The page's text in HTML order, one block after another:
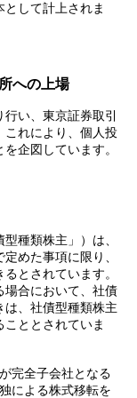
して計上されま
への上場
い、東京証券取引
これにより、個人投
企図しています。
種類株主」）は、
めた事項に限り、
とされています。
場合において、社債
、社債型種類株主
ととされていま
完全子会社となる
による株式移転を